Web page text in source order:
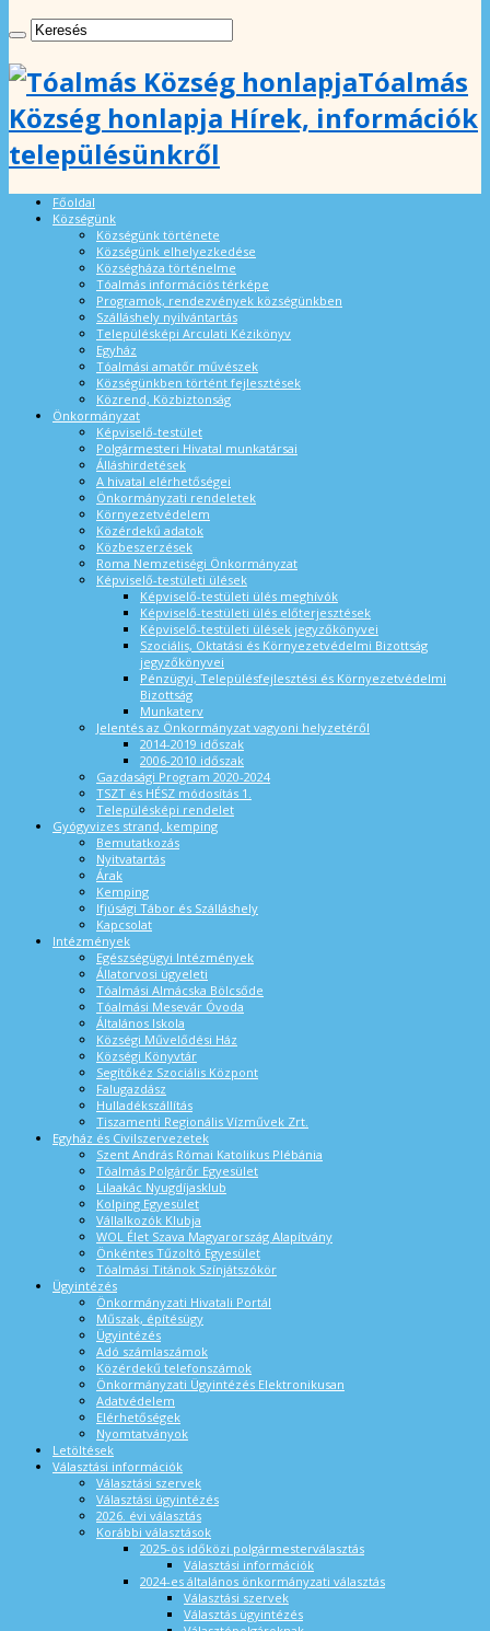
Tóalmás
Község honlapja Hírek, információk
településünkről
Főoldal
Községünk
Községünk története
Községünk elhelyezkedése
Községháza történelme
Tóalmás információs térképe
Programok, rendezvények községünkben
Szálláshely nyilvántartás
Településképi Arculati Kézikönyv
Egyház
Tóalmási amatőr művészek
Községünkben történt fejlesztések
Közrend, Közbiztonság
Önkormányzat
Képviselő-testület
Polgármesteri Hivatal munkatársai
Álláshirdetések
A hivatal elérhetőségei
Önkormányzati rendeletek
Környezetvédelem
Közérdekű adatok
Közbeszerzések
Roma Nemzetiségi Önkormányzat
Képviselő-testületi ülések
Képviselő-testületi ülés meghívók
Képviselő-testületi ülés előterjesztések
Képviselő-testületi ülések jegyzőkönyvei
Szociális, Oktatási és Környezetvédelmi Bizottság
jegyzőkönyvei
Pénzügyi, Településfejlesztési és Környezetvédelmi
Bizottság
Munkaterv
Jelentés az Önkormányzat vagyoni helyzetéről
2014-2019 időszak
2006-2010 időszak
Gazdasági Program 2020-2024
TSZT és HÉSZ módosítás 1.
Településképi rendelet
Gyógyvizes strand, kemping
Bemutatkozás
Nyitvatartás
Árak
Kemping
Ifjúsági Tábor és Szálláshely
Kapcsolat
Intézmények
Egészségügyi Intézmények
Állatorvosi ügyeleti
Tóalmási Almácska Bölcsőde
Tóalmási Mesevár Óvoda
Általános Iskola
Községi Művelődési Ház
Községi Könyvtár
Segítőkéz Szociális Központ
Falugazdász
Hulladékszállítás
Tiszamenti Regionális Vízművek Zrt.
Egyház és Civilszervezetek
Szent András Római Katolikus Plébánia
Tóalmás Polgárőr Egyesület
Lilaakác Nyugdíjasklub
Kolping Egyesület
Vállalkozók Klubja
WOL Élet Szava Magyarország Alapítvány
Önkéntes Tűzoltó Egyesület
Tóalmási Titánok Színjátszókör
Ügyintézés
Önkormányzati Hivatali Portál
Műszak, építésügy
Ügyintézés
Adó számlaszámok
Közérdekű telefonszámok
Önkormányzati Ügyintézés Elektronikusan
Adatvédelem
Elérhetőségek
Nyomtatványok
Letöltések
Választási információk
Választási szervek
Választási ügyintézés
2026. évi választás
Korábbi választások
2025-ös időközi polgármesterválasztás
Választási információk
2024-es általános önkormányzati választás
Választási szervek
Választás ügyintézés